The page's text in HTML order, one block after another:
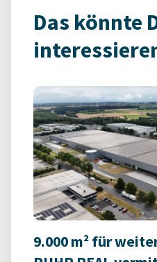
Das könnte
9.000 m² für